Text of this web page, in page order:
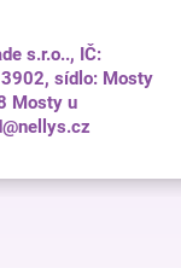
s.r.o.., IČ:
sídlo: Mosty
Mosty u